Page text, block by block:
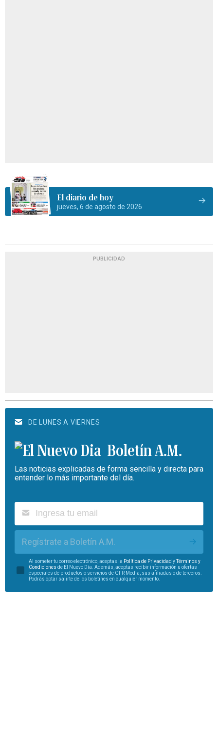
El diario de hoy
jueves, 6 de agosto de 2026
PUBLICIDAD
DE LUNES A VIERNES
Boletín A.M.
Las noticias explicadas de forma sencilla y directa para
entender lo más importante del día.
Regístrate a Boletín A.M.
Al someter tu correo electrónico, aceptas la Política de Privacidad yTérminos y
Condiciones de El Nuevo Día. Además, aceptas recibir información u ofertas
especiales de productos o servicios de GFR Media, sus afiliadas o de terceros.
Podrás optar salirte de los boletines en cualquier momento.